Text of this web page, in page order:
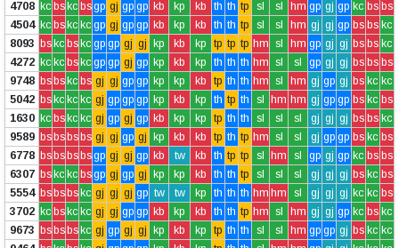
4708 kc bskc bsgp gj gp gp kb kp kb th th tp sl sl hm gp gj gp kc bs bs
4504 kc bskc kc gp gj gp gp kb kp kb th th tp sl sl hm gj gj gp bs bs kc
8093 bskc bskc gp gp gj gj kp kb kp tp tp tp hm sl hm gp gj gj bs bs kc
4272 kc kc bskc gp gp gj gp kp kb kp th th th hm sl sl gp gj gj bs bs bs
9748 bsbskc bs gj gj gp gp kp kp kb tp th th hm sl hm gj gp gj bs kc kc
5042 bskc kc kc gj gp gp gp kp kb kp th tp th sl hm hm gj gp gp bs kc bs
1630 kc bskc kc gj gp gj gp kb kp kp tp th th sl sl sl gj gj gj bs bs kc
9589 bsbsbsbs gj gj gp gj kp kb kb tp th tp hm sl sl gj gp gp bs kc bs
6778 bsbsbsbsgp gj gj gp kb tw kb th tp tp sl hm sl gp gj gp kc bs bs
6307 bskc kc bsgp gj gp gj kp kp kb th th tp sl sl sl gj gj gj bs kc bs
5554 bsbsbskc gj gj gj gp tw tw kp th th th hm hm sl gj gj gj kc kc bs
3702 kc bskc kc gj gj gp gp kb kp kb th th tp hm sl hm gj gj gp kc bs kc
9673 bsbsbskc gj gp gj gj kp kb kp tp th th sl sl hm gp gp gj bs kc kc